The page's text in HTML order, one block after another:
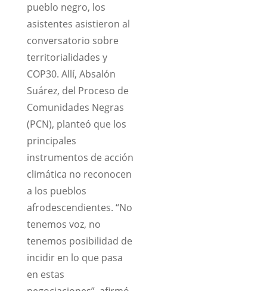
pueblo negro, los
asistentes asistieron al
conversatorio sobre
territorialidades y
COP30. Allí, Absalón
Suárez, del Proceso de
Comunidades Negras
(PCN), planteó que los
principales
instrumentos de acción
climática no reconocen
a los pueblos
afrodescendientes. “No
tenemos voz, no
tenemos posibilidad de
incidir en lo que pasa
en estas